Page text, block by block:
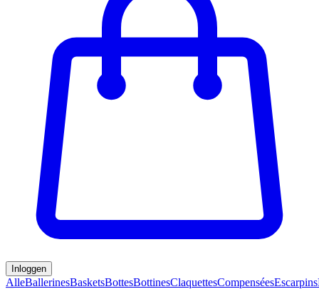
Inloggen
AlleBallerinesBasketsBottesBottinesClaquettesCompenséesEscarpins